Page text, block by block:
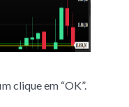
clique em “OK”.